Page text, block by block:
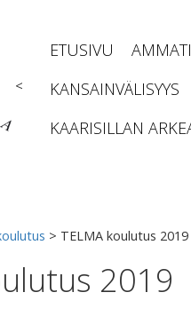
<
ETUSIVU
KANSAINVÄLISYYS
KAARISILLAN
> TELMA koulutus 2019
2019